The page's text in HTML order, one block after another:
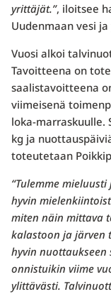
yrittäjät.”, iloitsee
Uudenmaan vesi
Vuosi alkoi
Tavoitteena on
saalistavoitteena
viimeisenä
loka-marraskuulle.
kg ja
toteutetaan
“Tulemme
hyvin
miten näin mittava
kalastoon ja järven
hyvin nuottaukseen
onnistuikin viime
ylittävästi.